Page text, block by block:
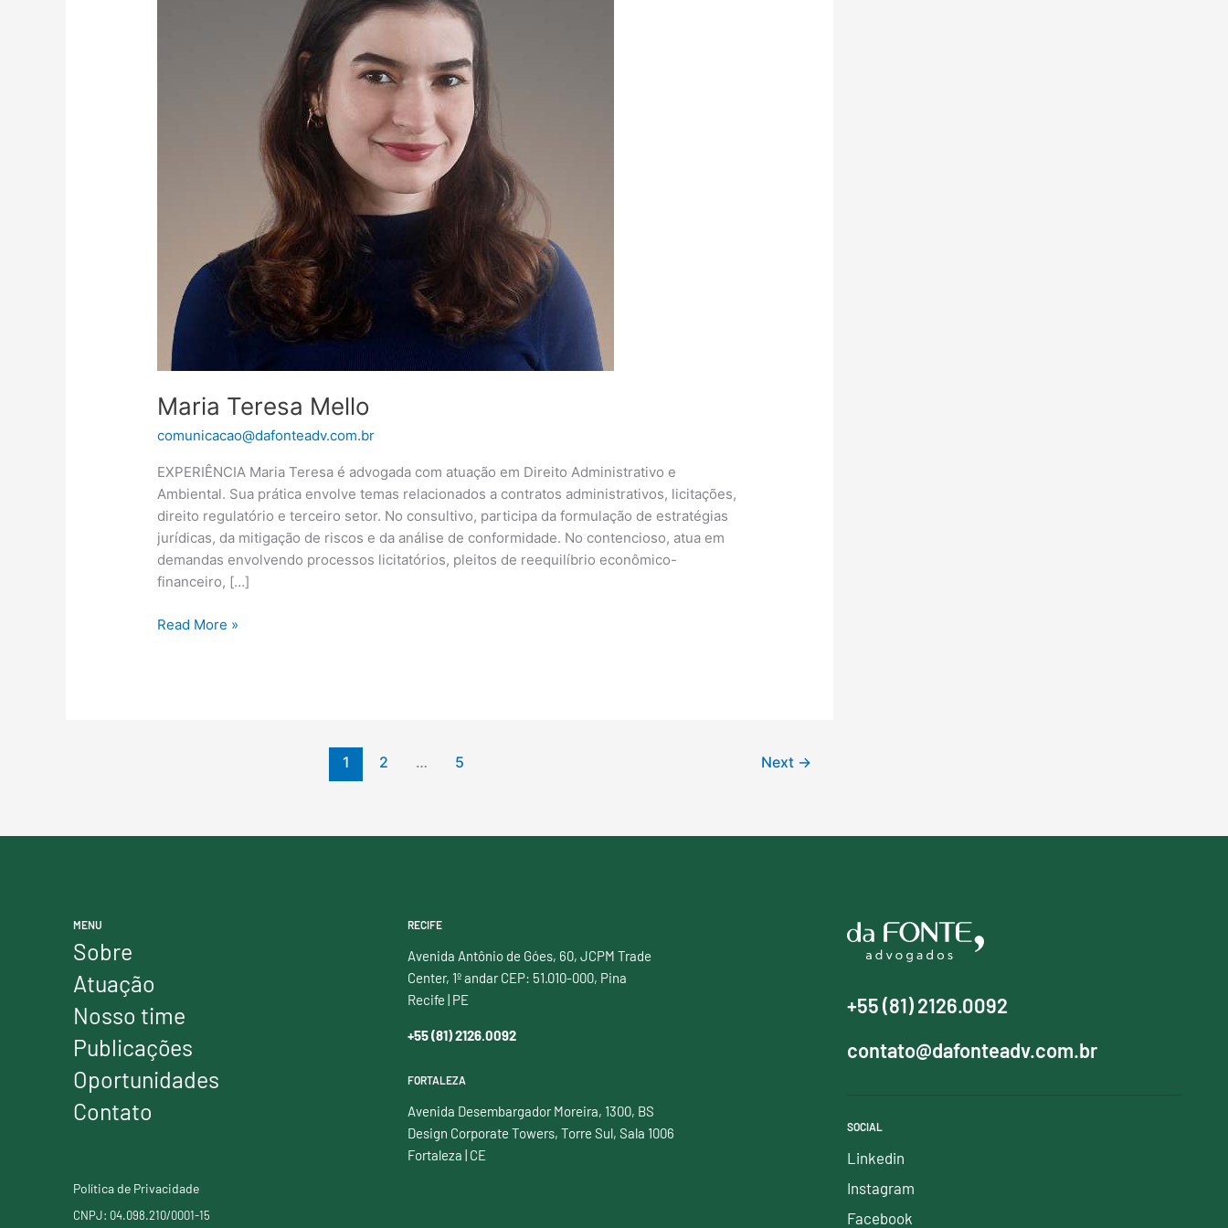
Maria Teresa Mello
comunicacao@dafonteadv.com.br
EXPERIÊNCIA Maria Teresa é advogada com atuação em Direito Administrativo e
Ambiental. Sua prática envolve temas relacionados a contratos administrativos, licitações,
direito regulatório e terceiro setor. No consultivo, participa da formulação de estratégias
jurídicas, da mitigação de riscos e da análise de conformidade. No contencioso, atua em
demandas envolvendo processos licitatórios, pleitos de reequilíbrio econômico-
financeiro, […]
Read More »
1 2 … 5 Next →
MENU
Sobre
Atuação
Nosso time
Publicações
Oportunidades
Contato
Política de Privacidade
CNPJ: 04.098.210/0001-15
RECIFE
Avenida Antônio de Góes, 60, JCPM Trade
Center, 1º andar CEP: 51.010-000, Pina
Recife | PE
+55 (81) 2126.0092
FORTALEZA
Avenida Desembargador Moreira, 1300, BS
Design Corporate Towers, Torre Sul, Sala 1006
Fortaleza | CE
+55 (81) 2126.0092
contato@dafonteadv.com.br
SOCIAL
Linkedin
Instagram
Facebook